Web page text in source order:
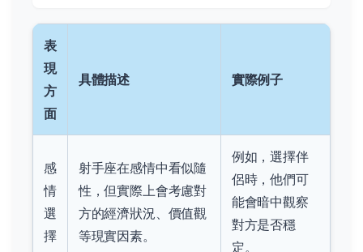
表
現
方
面
具體描述 實際例子
感
情
選
擇
射手座在感情中看似隨
性，但實際上會考慮對
方的經濟狀況、價值觀
等現實因素。
例如，選擇伴
侶時，他們可
能會暗中觀察
對方是否穩
定。